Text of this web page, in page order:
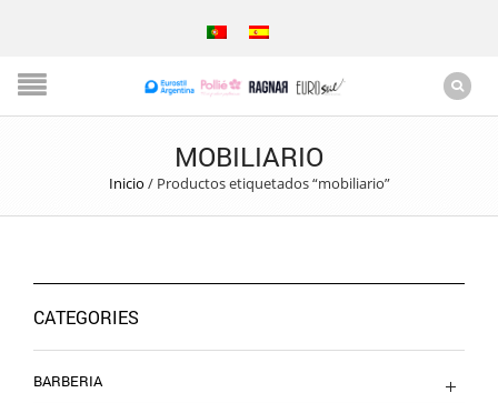
MOBILIARIO
Inicio/ Productos etiquetados “mobiliario”
CATEGORIES
BARBERIA